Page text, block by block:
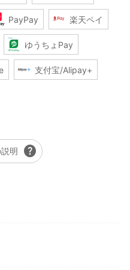
PayPay 楽天ペイ
ゆうちょPay
支付宝/Alipay+
明 help